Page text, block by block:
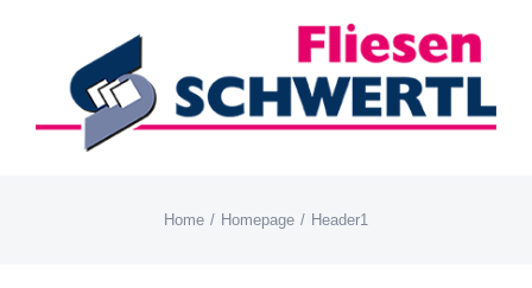
content
Home Homepage Header1